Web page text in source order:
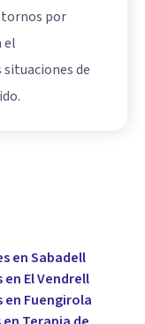
por
el
de
en Sabadell
El Vendrell
en Fuengirola